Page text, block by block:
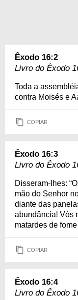
Êxodo 16:2
Livro do Êxodo
Toda a
contra Moisés e
COPIAR
Êxodo 16:3
Livro do Êxodo
Disseram-lhes:
mão do Senhor
diante das
abundância! Vós
matardes de
COPIAR
Êxodo 16:4
Livro do Êxodo